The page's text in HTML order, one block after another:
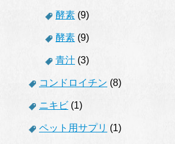
酵素 (9)
酵素 (9)
青汁 (3)
コンドロイチン (8)
ニキビ (1)
ペット用サプリ (1)